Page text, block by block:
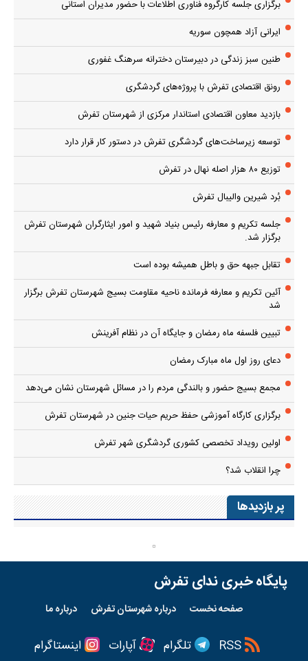
برگزاری جلسه کارگروه فناوری اطلاعات با حضور مدیران استانی
ایرانی آزاد همچون سوریه
طنین سبز زندگی در دبیرستان دخترانه سرهنگ غفوری
رونق اقتصادی تفرش با پروژه‌های گردشگری
بازدید معاون اقتصادی استاندار مرکزی از شهرستان تفرش
توسعه زیرساخت‌های گردشگری تفرش در دستور کار قرار دارد
توزیع ۸۰ هزار اصله نهال در تفرش
بُرد شیرین والیبال تفرش
جلسه تکریم و معارفه رئیس بنیاد شهید و امور ایثارگران شهرستان تفرش
برگزار شد.
تقابل جبهه حق و باطل همیشه بوده است
آئین تکریم و معارفه فرمانده ناحیه مقاومت بسیج شهرستان تفرش برگزار
شد
تبیین فلسفه ماه رمضان و جایگاه آن در نظام آفرینش
دعای روز اول ماه مبارک رمضان
مجمع بسیج حضور و بالندگی مردم را در مسائل شهرستان نشان می‌دهد
برگزاری کارگاه آموزشی حفظ حریم حیات جنین در شهرستان تفرش
اولین رویداد تخصصی کشوری گردشگری شهر تفرش
چرا انقلاب شد؟
پر بازدیدها
پایگاه خبری ندای تفرش
صفحه نخست درباره شهرستان تفرش درباره ما
تلگرام آپارات اینستاگرام